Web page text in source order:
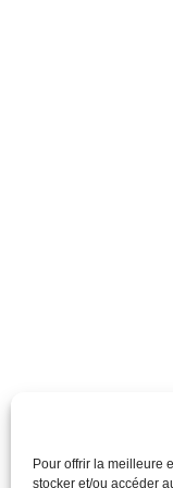
Pour offrir la meilleure
stocker et/ou accéder